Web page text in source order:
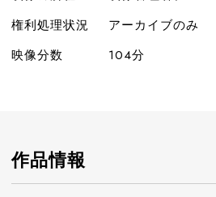
権利処理状況
アーカイブのみ
映像分数
104分
作品情報